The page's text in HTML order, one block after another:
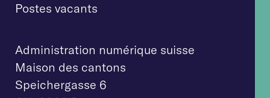
Postes vacants
Administration numérique suisse
Maison des cantons
Speichergasse 6